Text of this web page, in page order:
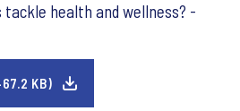
health and wellness? -
KB)